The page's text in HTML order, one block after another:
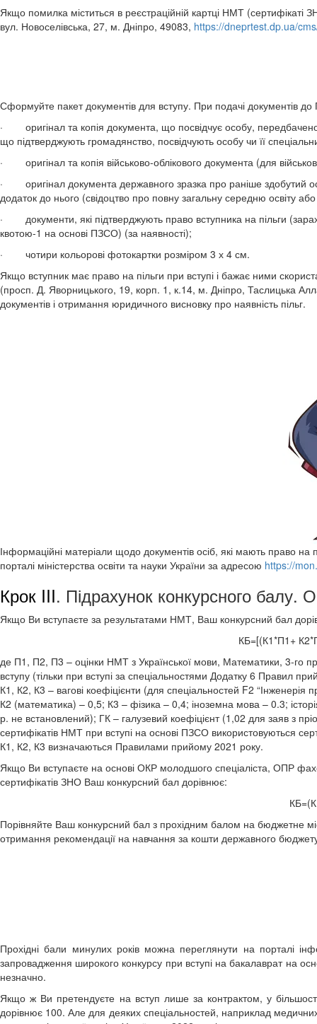
Якщо помилка міститься в реєстраційній картці НМТ
вул. Новоселівська, 27, м. Дніпро, 49083, https://dneprtest.dp.ua/
Сформуйте пакет документів для вступу. При подачі документів до
· оригінал та копія документа, що посвідчує особу,
що підтверджують громадянство, посвідчують особу чи її
· оригінал та копія військово-облікового документа (для
· оригінал документа державного зразка про раніше здобутий
додаток до нього (свідоцтво про повну загальну середню освіту
· документи, які підтверджують право вступника на пільги
квотою-1 на основі ПЗСО) (за наявності);
· чотири кольорові фотокартки розміром 3 х 4 см.
Якщо вступник має право на пільги при вступі і бажає ними
(просп. Д. Яворницького, 19, корп. 1, к.14, м. Дніпро, Таслицька
документів і отримання юридичного висновку про наявність пільг.
Інформаційні матеріали щодо документів осіб, які мають право на
порталі міністерства освіти та науки України за адресою https://
Крок III. Підрахунок конкурсного балу.
Якщо Ви вступаєте за результатами НМТ, Ваш конкурсний бал
КБ=[(К1*П1+
де П1, П2, П3 – оцінки НМТ з Української мови, Математики, 3-го
вступу (тільки при вступі за спеціальностями Додатку 6 Правил
К1, К2, К3 – вагові коефіцієнти (для спеціальностей F2
К2 (математика) – 0,5; К3 – фізика – 0,4; іноземна мова – 0.3;
р. не встановлений); ГК – галузевий коефіцієнт (1,02 для заяв з
сертифікатів НМТ при вступі на основі ПЗСО використовуються
К1, К2, К3 визначаються Правилами прийому 2021 року.
Якщо Ви вступаєте на основі ОКР молодшого спеціаліста, ОПР
сертифікатів ЗНО Ваш конкурсний бал дорівнює:
Порівняйте Ваш конкурсний бал з прохідним балом на бюджетне
отримання рекомендації на навчання за кошти державного
Прохідні бали минулих років можна переглянути на порталі
запровадження широкого конкурсу при вступі на бакалаврат на
незначно.
Якщо ж Ви претендуєте на вступ лише за контрактом, у
дорівнює 100. Але для деяких спеціальностей, наприклад